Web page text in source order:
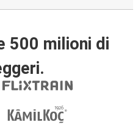
500 milioni di